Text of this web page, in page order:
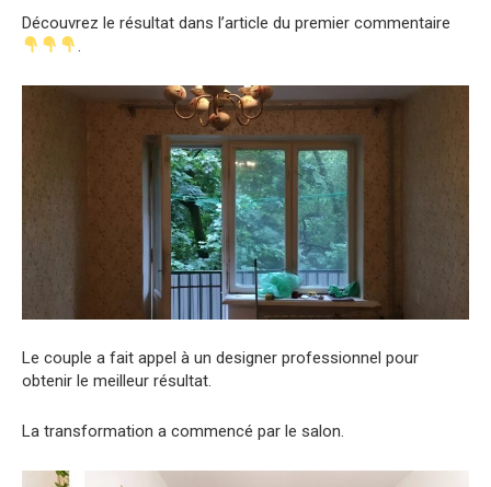
Découvrez le résultat dans l’article du premier commentaire
.
Le couple a fait appel à un designer professionnel pour
obtenir le meilleur résultat.
La transformation a commencé par le salon.